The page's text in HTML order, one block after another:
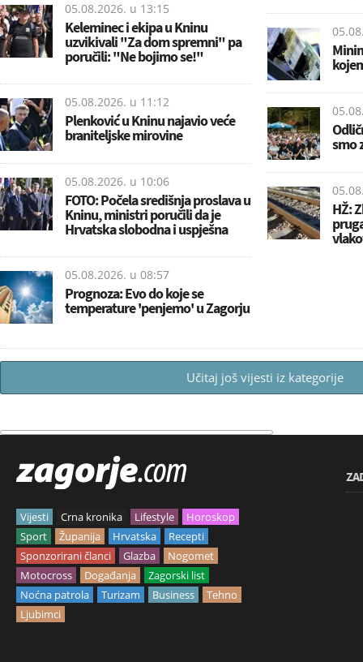
05.08.2026. u 13:15
Keleminec i ekipa u Kninu
uzvikivali "Za dom spremni" pa
poručili: "Ne bojimo se!"
05.08.2026. u 11:12
Plenković u Kninu najavio veće
braniteljske mirovine
05.08.2026. u 10:06
FOTO: Počela središnja proslava u
Kninu, ministri poručili da je
Hrvatska slobodna i uspješna
05.08.2026. u 08:57
Prognoza: Evo do koje se
temperature 'penjemo' u Zagorju
smo
HŽ:
Učitaj još vijesti iz kategorije
Vijesti Crna kronika Lifestyle
Horoskop
Sport
Županija Hrvatska
Recepti
Sponzorirani članci
Glazba
Nogomet
Motocross
Događanja
Zagorski list
Noćna patrola
Turizam Business
Tehno
Ljubimci